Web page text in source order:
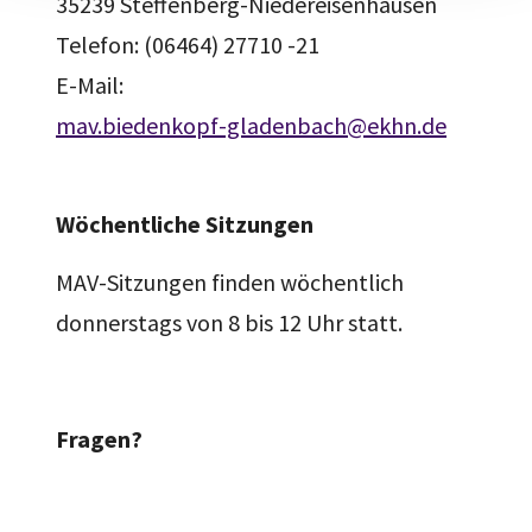
Telefon: (06464) 27710 -21
E-Mail:
mav.biedenkopf-gladenbach@ekhn.de
Wöchentliche Sitzungen
MAV-Sitzungen finden wöchentlich
donnerstags von 8 bis 12 Uhr statt.
Fragen?